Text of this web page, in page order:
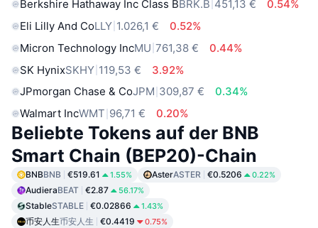
Berkshire Hathaway Inc Class BBRK.B 451,13 €
0.54%
Eli Lilly And CoLLY 1.026,1 €
0.52%
Micron Technology IncMU 761,38 €
0.44%
SK HynixSKHY 119,53 €
3.92%
JPmorgan Chase & CoJPM 309,87 €
0.34%
Walmart IncWMT 96,71 € 0.20%
Beliebte Tokens auf der BNB
Smart Chain (BEP20)-Chain
BNBBNB €519.61 1.55% AsterASTER €0.5206 0.22%
AudieraBEAT €2.87 56.17%
StableSTABLE €0.02866 1.43%
币安人生币安人生 €0.4419 0.75%